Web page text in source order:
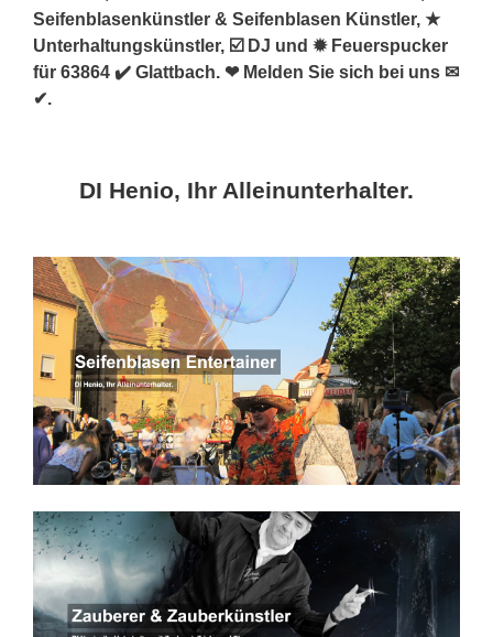
Seifenblasenkünstler & Seifenblasen Künstler, ★
Unterhaltungskünstler, ☑️ DJ und ✹ Feuerspucker
für 63864 ✔️ Glattbach. ❤ Melden Sie sich bei uns ✉
✔.
DI Henio, Ihr Alleinunterhalter.